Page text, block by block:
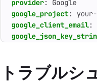
provider:
Google
google_project:
google_client_email:
トラブルシ